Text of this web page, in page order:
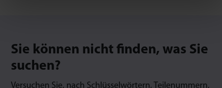
Sie können nicht finden, was Sie
suchen?
Versuchen Sie, nach Schlüsselwörtern, Teilenummern,